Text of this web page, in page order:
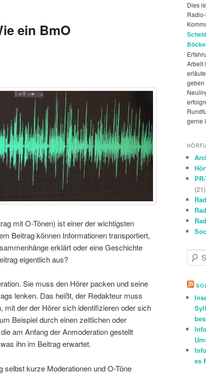
ein BmO
mit O-Tönen) ist einer der wichtigsten
Beitrag können Informationen transportiert,
erklärt oder eine Geschichte
eigentlich aus?
Sie muss den Hörer packen und seine
lenken. Das heißt, der Redakteur muss
mit der der Hörer sich identifizieren oder sich
Beispiel durch einen zeitlichen oder
am Anfang der Anmoderation gestellt
ihn im Beitrag erwartet.
selbst kurze Moderationen und O-Töne
Dies
Arbeit
geben
gerne
(21)
u
h
es